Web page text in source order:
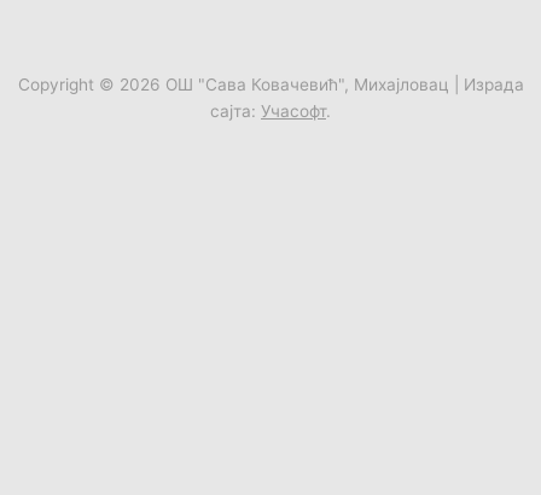
Copyright © 2026 ОШ "Сава Ковачевић", Михајловац | Израда
сајта: Учасофт.